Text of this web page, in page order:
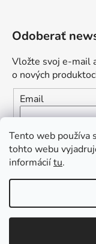
Tento web používa
tohto webu
informáciítu.
Odoberať
Vložte svoj e-mail
o nových
Email
Vložením e-
osobných údajov